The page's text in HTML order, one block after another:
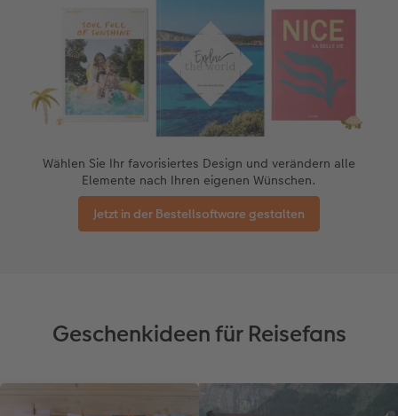
Wählen Sie Ihr favorisiertes Design und verändern alle
Elemente nach Ihren eigenen Wünschen.
Jetzt in der Bestellsoftware gestalten
Geschenkideen für Reisefans